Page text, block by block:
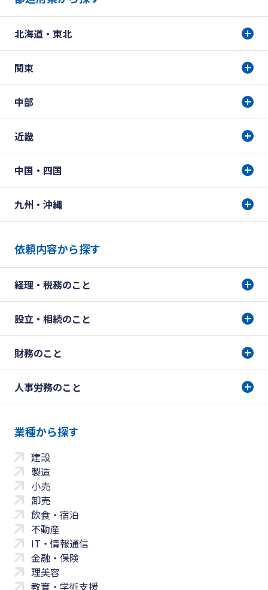
北海道・東北
関東
中部
近畿
中国・四国
九州・沖縄
依頼内容から探す
経理・税務のこと
設立・相続のこと
財務のこと
人事労務のこと
業種から探す
建設
製造
小売
卸売
飲食・宿泊
不動産
IT・情報通信
金融・保険
理美容
教育・学術支援